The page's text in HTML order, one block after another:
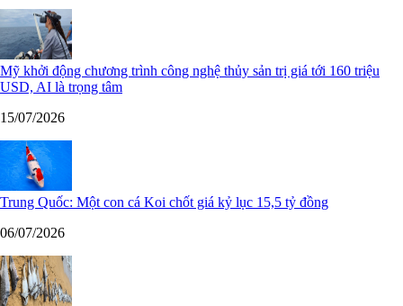
Mỹ khởi động chương trình công nghệ thủy sản trị giá tới 160 triệu
USD, AI là trọng tâm
15/07/2026
Trung Quốc: Một con cá Koi chốt giá kỷ lục 15,5 tỷ đồng
06/07/2026